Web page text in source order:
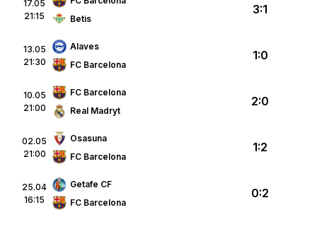
17.05
21:15
Betis
3:1
13.05
21:30
Alaves
FC Barcelona
1:0
10.05
21:00
FC Barcelona
Real Madryt
2:0
02.05
21:00
Osasuna
FC Barcelona
1:2
25.04
16:15
Getafe CF
FC Barcelona
0:2